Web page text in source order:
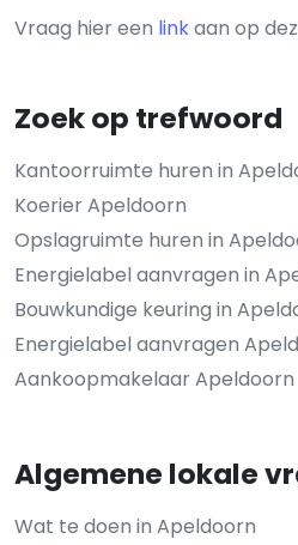
Vraag hier een linkaan op
Zoek op trefwoord
Kantoorruimte huren in
Koerier Apeldoorn
Opslagruimte huren in
Energielabel aanvragen in
Bouwkundige keuring in
Energielabel aanvragen
Aankoopmakelaar Apeldoorn
Algemene lokale
Wat te doen in Apeldoorn